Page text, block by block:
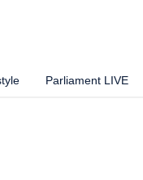
Parliament LIVE